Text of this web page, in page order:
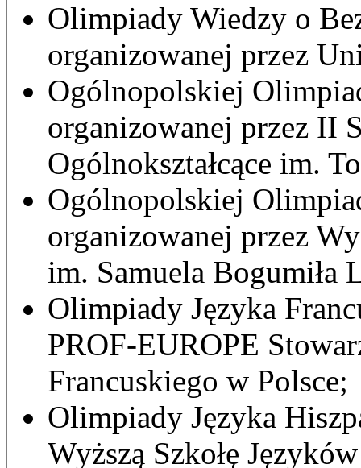
Olimpiady Wiedzy o
organizowanej przez
Ogólnopolskiej
organizowanej przez II
Ogólnokształcące im.
Ogólnopolskiej
organizowanej przez
im. Samuela Bogumiła
Olimpiady Języka
PROF-EUROPE
Francuskiego w Polsce;
Olimpiady Języka
Wyższą Szkołę